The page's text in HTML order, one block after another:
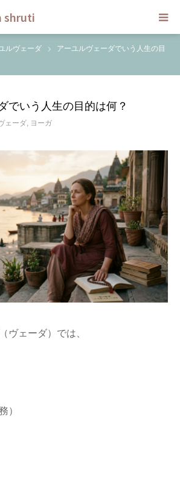
shruti
ルヴェーダ
アーユルヴェーダでいう人生の目
でいう人生の目的は何？
ェーダ, ヨーガ
ヴェーダ）では、
）